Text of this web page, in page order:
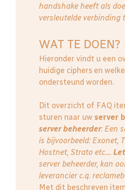
handshake heeft als
versleutelde verbinding
WAT TE DOEN?
Hieronder vindt u een
huidige ciphers en
ondersteund worden.
Dit overzicht of FAQ
sturen naar uw server
server beheerder: Een
is bijvoorbeeld: Exonet,
Hostnet, Strato etc....
server beheerder, kan
leverancier c.q.
Met dit beschreven